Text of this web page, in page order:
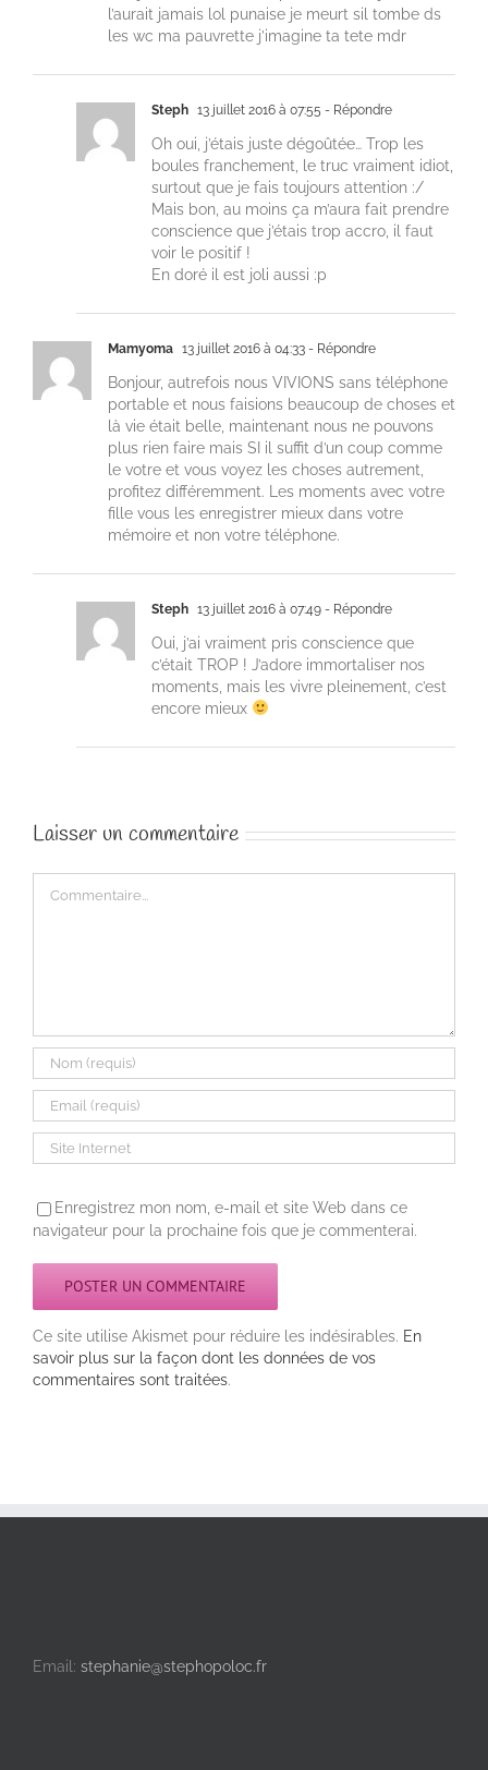
l’aurait jamais lol punaise je meurt sil tombe ds
les wc ma pauvrette j’imagine ta tete mdr
Steph 13 juillet 2016 à 07:55 - Répondre
Oh oui, j’étais juste dégoûtée… Trop les
boules franchement, le truc vraiment idiot,
surtout que je fais toujours attention :/
Mais bon, au moins ça m’aura fait prendre
conscience que j’étais trop accro, il faut
voir le positif !
En doré il est joli aussi :p
Mamyoma 13 juillet 2016 à 04:33 - Répondre
Bonjour, autrefois nous VIVIONS sans téléphone
portable et nous faisions beaucoup de choses et
là vie était belle, maintenant nous ne pouvons
plus rien faire mais SI il suffit d’un coup comme
le votre et vous voyez les choses autrement,
profitez différemment. Les moments avec votre
fille vous les enregistrer mieux dans votre
mémoire et non votre téléphone.
Steph 13 juillet 2016 à 07:49 - Répondre
Oui, j’ai vraiment pris conscience que
c’était TROP ! J’adore immortaliser nos
moments, mais les vivre pleinement, c’est
encore mieux
Laisser un commentaire
Enregistrez mon nom, e-mail et site Web dans ce
navigateur pour la prochaine fois que je commenterai.
Ce site utilise Akismet pour réduire les indésirables. En
savoir plus sur la façon dont les données de vos
commentaires sont traitées.
Email: stephanie@stephopoloc.fr